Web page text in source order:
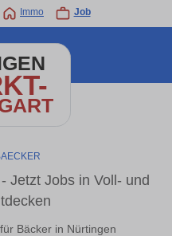
Immo Job
Jetzt Jobs in Voll- und
Bäcker in Nürtingen